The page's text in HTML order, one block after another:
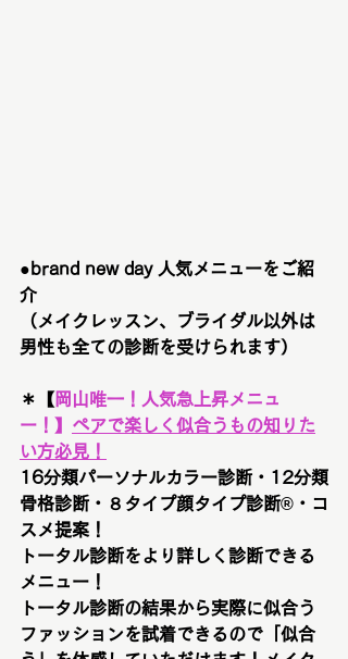
●brand new day 人気メニューをご紹
介
（メイクレッスン、ブライダル以外は
男性も全ての診断を受けられます）
＊【 岡山唯一！ 人気急上昇メニュ
ー！ 】 ペアで楽しく似合うもの知りた
い方必見！
16分類パーソナルカラー診断・12分類
骨格診断・８タイプ顔タイプ診断®︎・コ
スメ提案！
トータル診断をより詳しく診断できる
メニュー！
トータル診断の結果から実際に似合う
ファッションを試着できるので「似合